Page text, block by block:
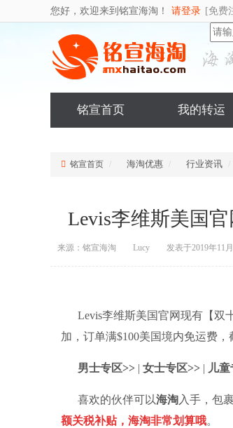
您好，欢迎来到铭宣海淘！ 请登录 [免费
铭宣首页 我的转运
铭宣首页 海淘优惠 行业资讯
Levis李维斯美国
来源：铭宣海淘 Lucy 发表于2019年11
Levis李维斯美国官网现有【双
加，订单满$100美国境内免运费，
男士专区>> | 女士专区>> | 儿
喜欢的伙伴可以海淘入手，包
额关税补贴，海淘非常划算哦。